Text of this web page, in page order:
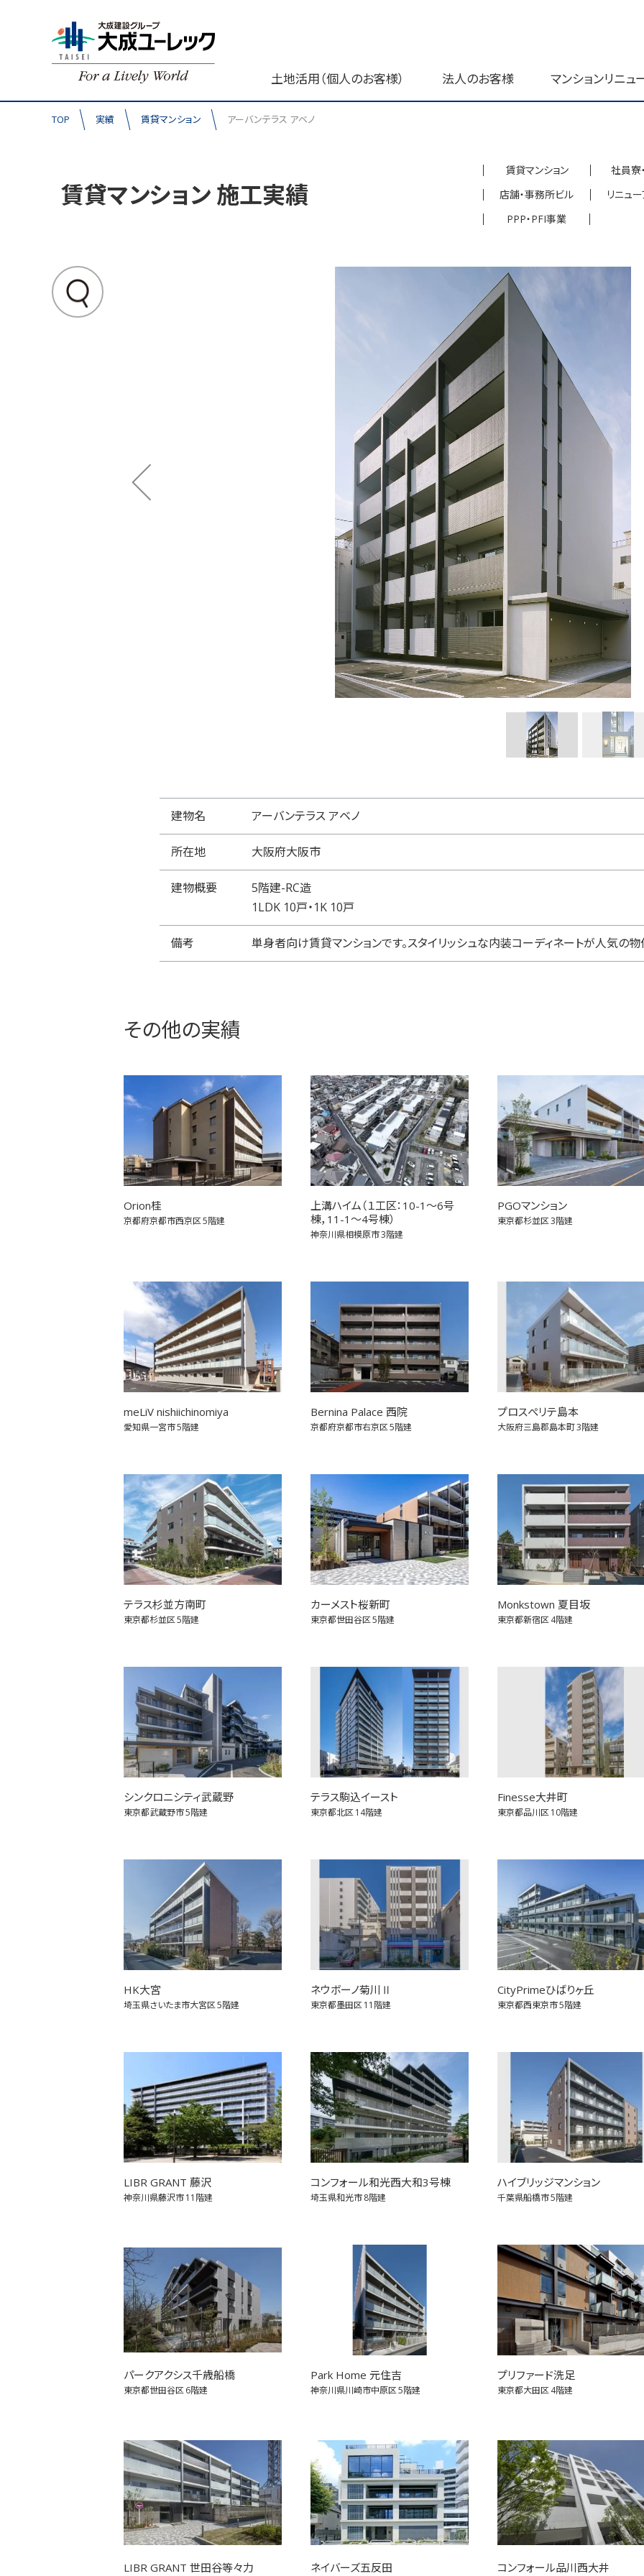
土地活用（個人のお客様） 法人のお客様 マンションリニュ
TOP 実績 賃貸マンション アーバンテラス アベノ
賃貸マンション
社員寮
店舗・事務所ビル
リニュ
PPP・PFI事業
賃貸マンション 施工実績
建物名 アーバンテラス アベノ
所在地 大阪府大阪市
建物概要
5階建-RC造
1LDK 10戸・1K 10戸
備考 単身者向け賃貸マンションです。スタイリッシュな内装コーディネートが人気の物
その他の実績
Orion桂
京都府京都市西京区5階建
上溝ハイム（１工区：10-1～6号
棟，11-1～4号棟）
神奈川県相模原市3階建
PGOマンション
東京都杉並区3階建
meLiV nishiichinomiya
愛知県一宮市5階建
Bernina Palace 西院
京都府京都市右京区5階建
プロスぺリテ島本
大阪府三島郡島本町3階建
テラス杉並方南町
東京都杉並区5階建
カーメスト桜新町
東京都世田谷区5階建
Monkstown 夏目坂
東京都新宿区4階建
シンクロニシティ武蔵野
東京都武蔵野市5階建
テラス駒込イースト
東京都北区14階建
Finesse大井町
東京都品川区10階建
HK大宮
埼玉県さいたま市大宮区5階建
ネウボーノ菊川Ⅱ
東京都墨田区11階建
CityPrimeひばりヶ丘
東京都西東京市5階建
LIBR GRANT 藤沢
神奈川県藤沢市11階建
コンフォール和光西大和3号棟
埼玉県和光市8階建
ハイブリッジマンション
千葉県船橋市5階建
パークアクシス千歳船橋
東京都世田谷区6階建
Park Home 元住吉
神奈川県川崎市中原区5階建
プリファード洗足
東京都大田区4階建
LIBR GRANT 世田谷等々力 ネイバーズ五反田 コンフォール品川西大井